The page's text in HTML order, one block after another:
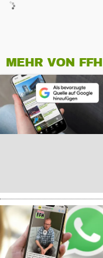
MEHR VON FFH